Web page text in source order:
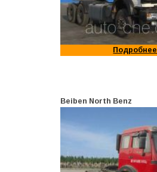
Подробнее
Beiben North Benz